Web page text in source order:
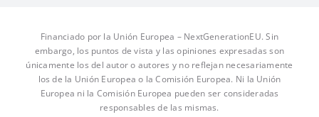
Financiado por la Unión Europea – NextGenerationEU. Sin
embargo, los puntos de vista y las opiniones expresadas son
únicamente los del autor o autores y no reflejan necesariamente
los de la Unión Europea o la Comisión Europea. Ni la Unión
Europea ni la Comisión Europea pueden ser consideradas
responsables de las mismas.